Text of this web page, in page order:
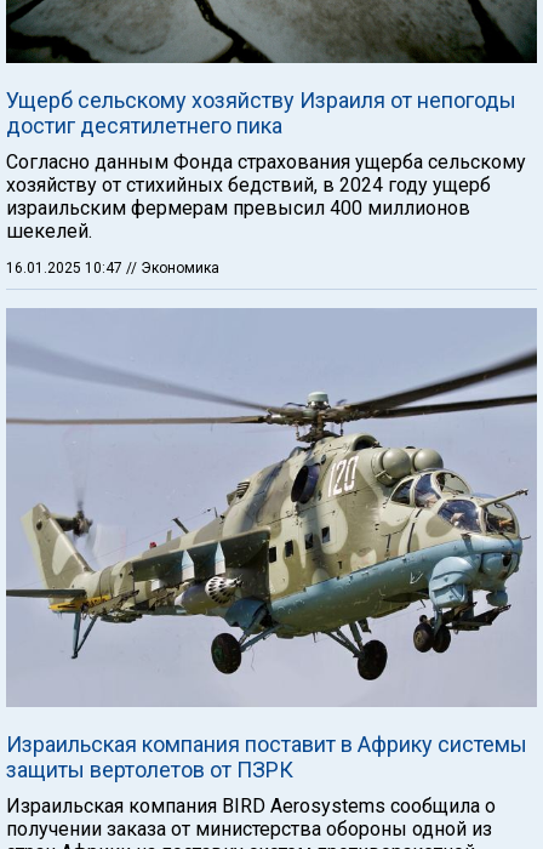
Ущерб сельскому хозяйству Израиля от непогоды
достиг десятилетнего пика
Согласно данным Фонда страхования ущерба сельскому
хозяйству от стихийных бедствий, в 2024 году ущерб
израильским фермерам превысил 400 миллионов
шекелей.
16.01.2025 10:47 // Экономика
Израильская компания поставит в Африку системы
защиты вертолетов от ПЗРК
Израильская компания BIRD Aerosystems сообщила о
получении заказа от министерства обороны одной из